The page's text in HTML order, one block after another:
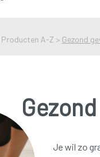
Producten A-Z > Gezond
Je wil zo